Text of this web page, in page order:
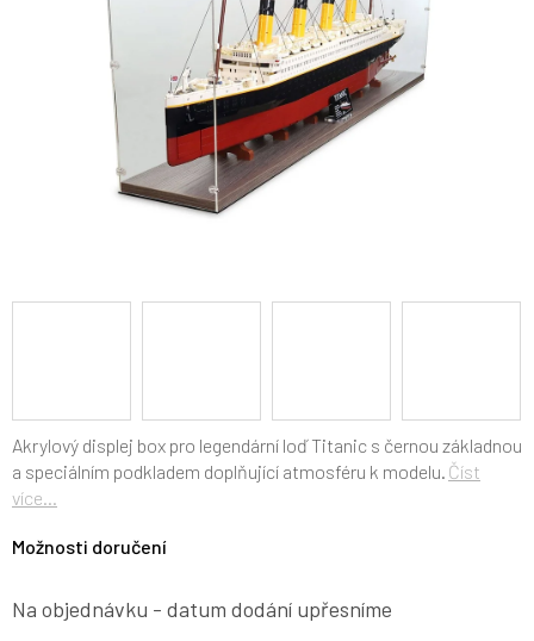
Na objednávku - datum dodání upřesníme
Možnosti doručení
Akrylový displej box pro legendární loď Titanic s černou základnou
a speciálním podkladem doplňující atmosféru k modelu. Číst
více...